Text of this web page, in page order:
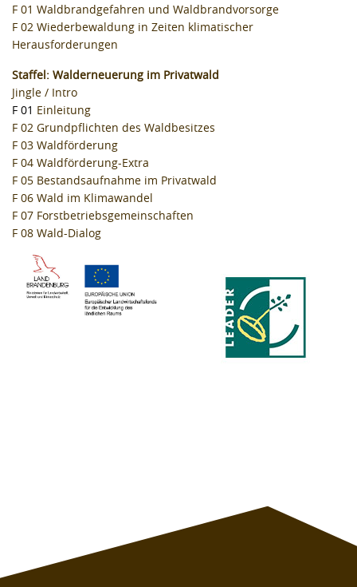
F 01 Waldbrandgefahren und Waldbrandvorsorge
F 02 Wiederbewaldung in Zeiten klimatischer
Herausforderungen
Staffel: Walderneuerung im Privatwald
Jingle / Intro
F 01 Einleitung
F 02 Grundpflichten des Waldbesitzes
F 03 Waldförderung
F 04 Waldförderung-Extra
F 05 Bestandsaufnahme im Privatwald
F 06 Wald im Klimawandel
F 07 Forstbetriebsgemeinschaften
F 08 Wald-Dialog